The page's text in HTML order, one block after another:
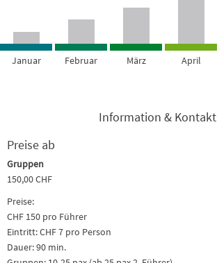
Januar Februar März April
Information & Kontakt
Preise ab
Gruppen
150,00 CHF
Preise:
CHF 150 pro Führer
Eintritt: CHF 7 pro Person
Dauer: 90 min.